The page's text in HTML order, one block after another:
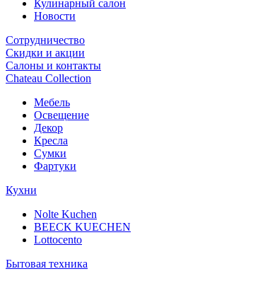
Кулинарный салон
Новости
Сотрудничество
Скидки и акции
Салоны и контакты
Chateau Collection
Мебель
Освещение
Декор
Кресла
Сумки
Фартуки
Кухни
Nolte Kuchen
BEECK KUECHEN
Lottocento
Бытовая техника